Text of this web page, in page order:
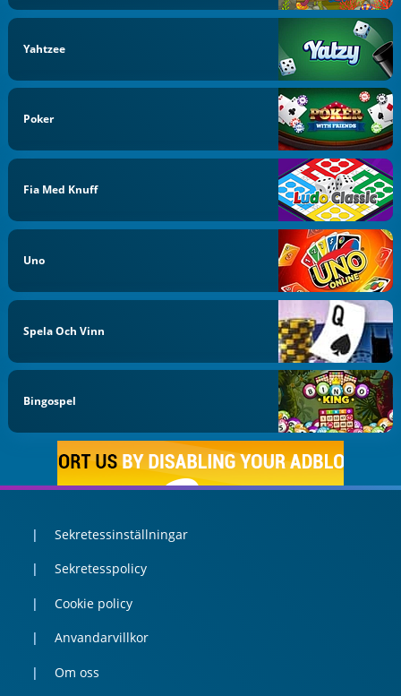
Yahtzee
Poker
Fia Med Knuff
Uno
Spela Och Vinn
Bingospel
Sekretessinställningar
Sekretesspolicy
Cookie policy
Anvandarvillkor
Om oss